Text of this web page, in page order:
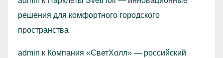
решения для комфортного городского
пространства
admin к Компания «СветХолл» — российский